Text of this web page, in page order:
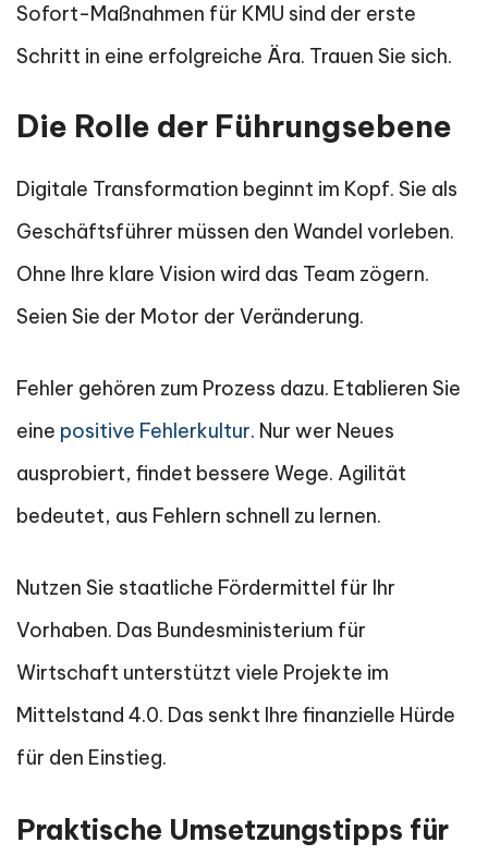
Sofort-Maßnahmen für KMU sind der erste
Schritt in eine erfolgreiche Ära. Trauen Sie sich.
Die Rolle der Führungsebene
Digitale Transformation beginnt im Kopf. Sie als
Geschäftsführer müssen den Wandel vorleben.
Ohne Ihre klare Vision wird das Team zögern.
Seien Sie der Motor der Veränderung.
Fehler gehören zum Prozess dazu. Etablieren Sie
eine positive Fehlerkultur. Nur wer Neues
ausprobiert, findet bessere Wege. Agilität
bedeutet, aus Fehlern schnell zu lernen.
Nutzen Sie staatliche Fördermittel für Ihr
Vorhaben. Das Bundesministerium für
Wirtschaft unterstützt viele Projekte im
Mittelstand 4.0. Das senkt Ihre finanzielle Hürde
für den Einstieg.
Praktische Umsetzungstipps für